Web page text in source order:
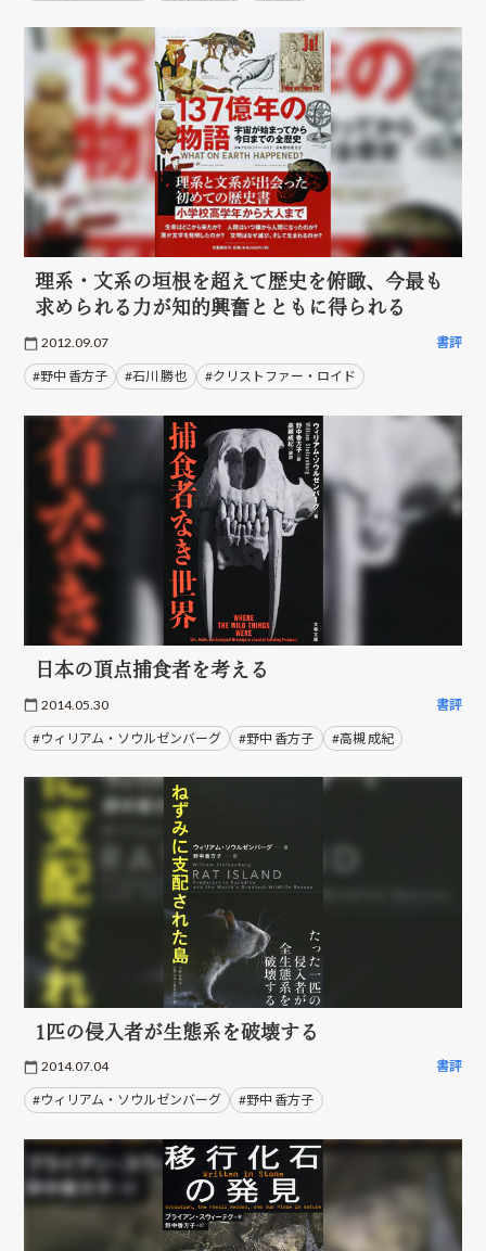
理系・文系の垣根を超えて歴史を俯瞰、今最も
求められる力が知的興奮とともに得られる
2012.09.07 書評
#野中 香方子 #石川 勝也 #クリストファー・ロイド
日本の頂点捕食者を考える
2014.05.30 書評
#ウィリアム・ソウルゼンバーグ #野中 香方子 #高槻 成紀
1匹の侵入者が生態系を破壊する
2014.07.04 書評
#ウィリアム・ソウルゼンバーグ #野中 香方子